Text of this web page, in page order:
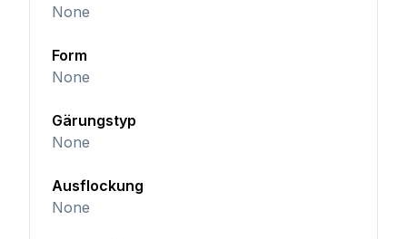
None
Form
None
Gärungstyp
None
Ausflockung
None